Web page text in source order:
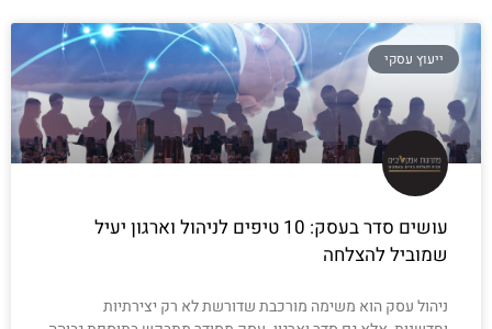
ייעוץ עסקי
עושים סדר בעסק: 10 טיפים לניהול וארגון יעיל
שמוביל להצלחה
ניהול עסק הוא משימה מורכבת שדורשת לא רק יצירתיות